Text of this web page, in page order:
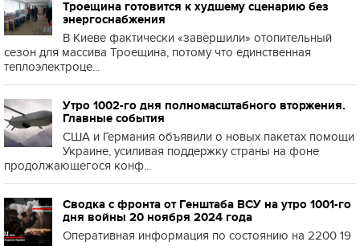
Троещина готовится к худшему сценарию без
энергоснабжения
В Киеве фактически «завершили» отопительный
сезон для массива Троещина, потому что единственная
теплоэлектроце...
Утро 1002-го дня полномасштабного вторжения.
Главные события
США и Германия объявили о новых пакетах помощи
Украине, усиливая поддержку страны на фоне
продолжающегося конф...
Сводка с фронта от Генштаба ВСУ на утро 1001-го
дня войны 20 ноября 2024 года
Оперативная информация по состоянию на 2200 19